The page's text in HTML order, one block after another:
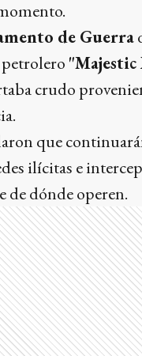
de Guerra
"Majestic
crudo
que
ilícitas e
dónde operen.